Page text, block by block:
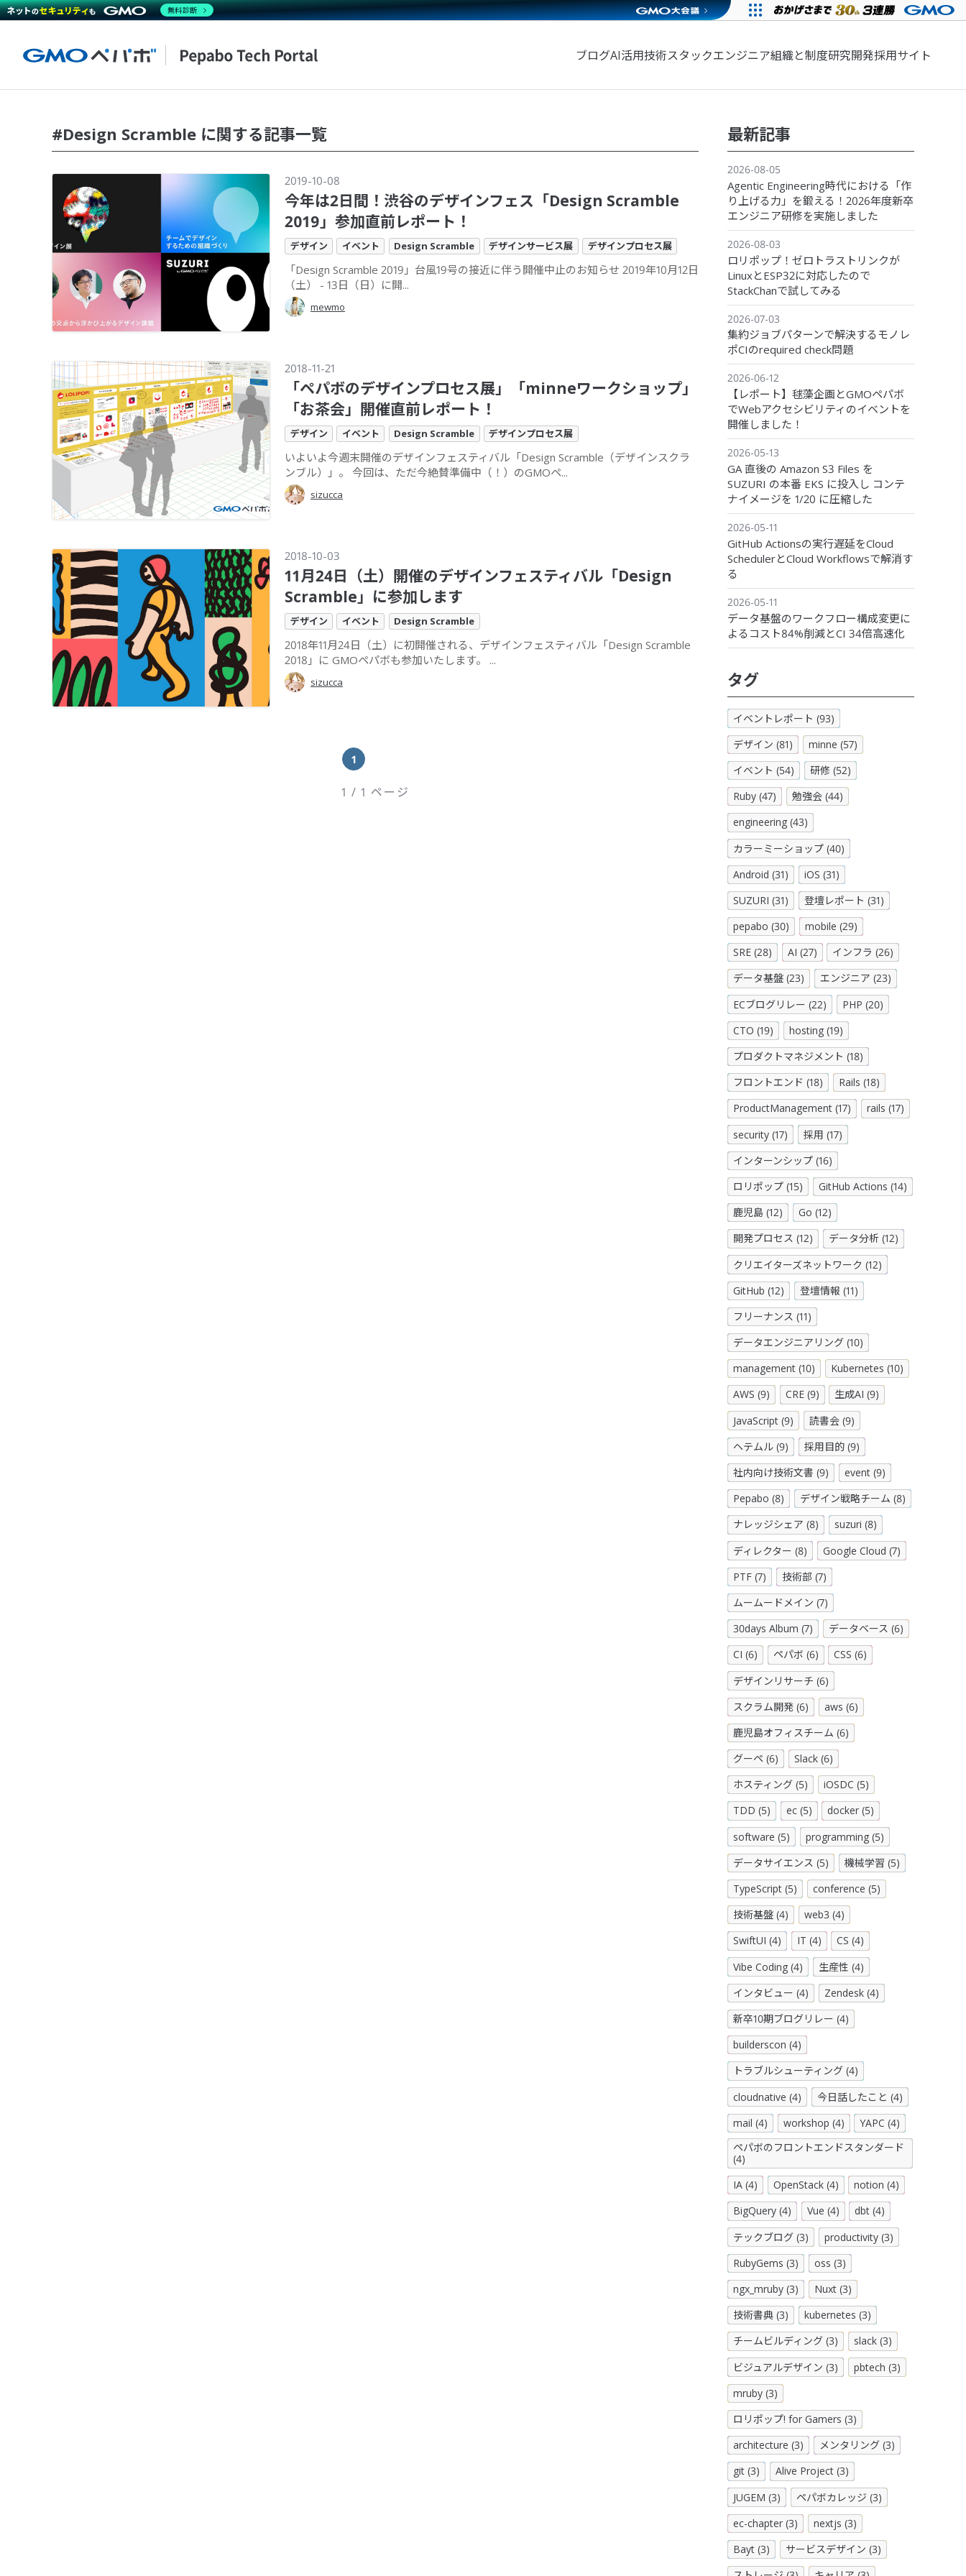
ブログAI活用技術スタックエンジニア組織と制度研究開発採用サイト
#Design Scramble に関する記事一覧
2019-10-08
今年は2日間！渋谷のデザインフェス「Design Scramble
2019」参加直前レポート！
デザイン イベント Design Scramble デザインサービス展 デザインプロセス展
「Design Scramble 2019」台風19号の接近に伴う開催中止のお知らせ 2019年10月12日
（土） - 13日（日）に開...
mewmo
2018-11-21
「ペパボのデザインプロセス展」「minneワークショップ」
「お茶会」開催直前レポート！
デザイン イベント Design Scramble デザインプロセス展
いよいよ今週末開催のデザインフェスティバル「Design Scramble（デザインスクラ
ンブル）」。 今回は、ただ今絶賛準備中（！）のGMOペ...
sizucca
2018-10-03
11月24日（土）開催のデザインフェスティバル「Design
Scramble」に参加します
デザイン イベント Design Scramble
2018年11月24日（土）に初開催される、デザインフェスティバル「Design Scramble
2018」に GMOペパボも参加いたします。 ...
sizucca
1
1 / 1 ページ
最新記事
2026-08-05
Agentic Engineering時代における「作
り上げる力」を鍛える！2026年度新卒
エンジニア研修を実施しました
2026-08-03
ロリポップ！ゼロトラストリンクが
LinuxとESP32に対応したので
StackChanで試してみる
2026-07-03
集約ジョブパターンで解決するモノレ
ポCIのrequired check問題
2026-06-12
【レポート】毬藻企画とGMOペパボ
でWebアクセシビリティのイベントを
開催しました！
2026-05-13
GA 直後の Amazon S3 Files を
SUZURI の本番 EKS に投入し コンテ
ナイメージを 1/20 に圧縮した
2026-05-11
GitHub Actionsの実行遅延をCloud
SchedulerとCloud Workflowsで解消す
る
2026-05-11
データ基盤のワークフロー構成変更に
よるコスト84%削減とCI 34倍高速化
タグ
イベントレポート (93)
デザイン (81)
minne (57)
イベント (54)
研修 (52)
Ruby (47)
勉強会 (44)
engineering (43)
カラーミーショップ (40)
Android (31)
iOS (31)
SUZURI (31)
登壇レポート (31)
pepabo (30)
mobile (29)
SRE (28)
AI (27)
インフラ (26)
データ基盤 (23)
エンジニア (23)
ECブログリレー (22)
PHP (20)
CTO (19)
hosting (19)
プロダクトマネジメント (18)
フロントエンド (18)
Rails (18)
ProductManagement (17)
rails (17)
security (17)
採用 (17)
インターンシップ (16)
ロリポップ (15)
GitHub Actions (14)
鹿児島 (12)
Go (12)
開発プロセス (12)
データ分析 (12)
クリエイターズネットワーク (12)
GitHub (12)
登壇情報 (11)
フリーナンス (11)
データエンジニアリング (10)
management (10)
Kubernetes (10)
AWS (9)
CRE (9)
生成AI (9)
JavaScript (9)
読書会 (9)
ヘテムル (9)
採用目的 (9)
社内向け技術文書 (9)
event (9)
Pepabo (8)
デザイン戦略チーム (8)
ナレッジシェア (8)
suzuri (8)
ディレクター (8)
Google Cloud (7)
PTF (7)
技術部 (7)
ムームードメイン (7)
30days Album (7)
データベース (6)
CI (6)
ペパボ (6)
CSS (6)
デザインリサーチ (6)
スクラム開発 (6)
aws (6)
鹿児島オフィスチーム (6)
グーペ (6)
Slack (6)
ホスティング (5)
iOSDC (5)
TDD (5)
ec (5)
docker (5)
software (5)
programming (5)
データサイエンス (5)
機械学習 (5)
TypeScript (5)
conference (5)
技術基盤 (4)
web3 (4)
SwiftUI (4)
IT (4)
CS (4)
Vibe Coding (4)
生産性 (4)
インタビュー (4)
Zendesk (4)
新卒10期ブログリレー (4)
builderscon (4)
トラブルシューティング (4)
cloudnative (4)
今日話したこと (4)
mail (4)
workshop (4)
YAPC (4)
ペパボのフロントエンドスタンダード
(4)
IA (4)
OpenStack (4)
notion (4)
BigQuery (4)
Vue (4)
dbt (4)
テックブログ (3)
productivity (3)
RubyGems (3)
oss (3)
ngx_mruby (3)
Nuxt (3)
技術書典 (3)
kubernetes (3)
チームビルディング (3)
slack (3)
ビジュアルデザイン (3)
pbtech (3)
mruby (3)
ロリポップ! for Gamers (3)
architecture (3)
メンタリング (3)
git (3)
Alive Project (3)
JUGEM (3)
ペパボカレッジ (3)
ec-chapter (3)
nextjs (3)
Bayt (3)
サービスデザイン (3)
無料診断